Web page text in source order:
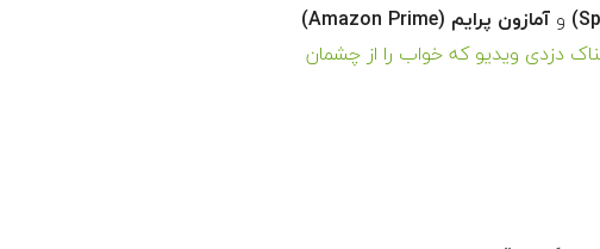
و آمازون پرایم (Amazon Prime)
دزدی ویدیو که خواب را از چشمان